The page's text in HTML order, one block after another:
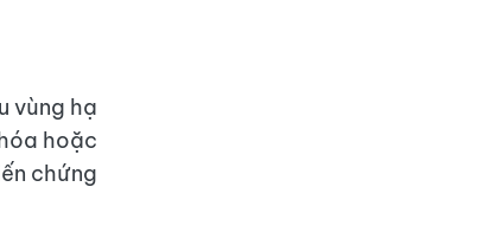
vùng hạ
hoặc
chứng